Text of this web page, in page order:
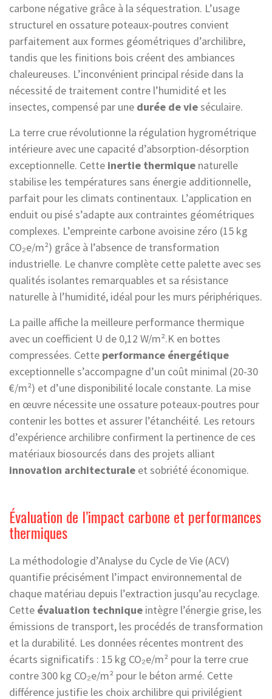
carbone négative grâce à la séquestration. L’usage
structurel en ossature poteaux-poutres convient
parfaitement aux formes géométriques d’archilibre,
tandis que les finitions bois créent des ambiances
chaleureuses. L’inconvénient principal réside dans la
nécessité de traitement contre l’humidité et les
insectes, compensé par une durée de vieséculaire.
La terre crue révolutionne la régulation hygrométrique
intérieure avec une capacité d’absorption-désorption
exceptionnelle. Cette inertie thermique naturelle
stabilise les températures sans énergie additionnelle,
parfait pour les climats continentaux. L’application en
enduit ou pisé s’adapte aux contraintes géométriques
complexes. L’empreinte carbone avoisine zéro (15 kg
CO₂e/m²) grâce à l’absence de transformation
industrielle. Le chanvre complète cette palette avec ses
qualités isolantes remarquables et sa résistance
naturelle à l’humidité, idéal pour les murs périphériques.
La paille affiche la meilleure performance thermique
avec un coefficient U de 0,12 W/m².K en bottes
compressées. Cette performance énergétique
exceptionnelle s’accompagne d’un coût minimal (20-30
€/m²) et d’une disponibilité locale constante. La mise
en œuvre nécessite une ossature poteaux-poutres pour
contenir les bottes et assurer l’étanchéité. Les retours
d’expérience archilibre confirment la pertinence de ces
matériaux biosourcés dans des projets alliant
innovation architecturale et sobriété économique.
Évaluation de l’impact carbone et performances
thermiques
La méthodologie d’Analyse du Cycle de Vie (ACV)
quantifie précisément l’impact environnemental de
chaque matériau depuis l’extraction jusqu’au recyclage.
Cette évaluation technique intègre l’énergie grise, les
émissions de transport, les procédés de transformation
et la durabilité. Les données récentes montrent des
écarts significatifs : 15 kg CO₂e/m² pour la terre crue
contre 300 kg CO₂e/m² pour le béton armé. Cette
différence justifie les choix archilibre qui privilégient